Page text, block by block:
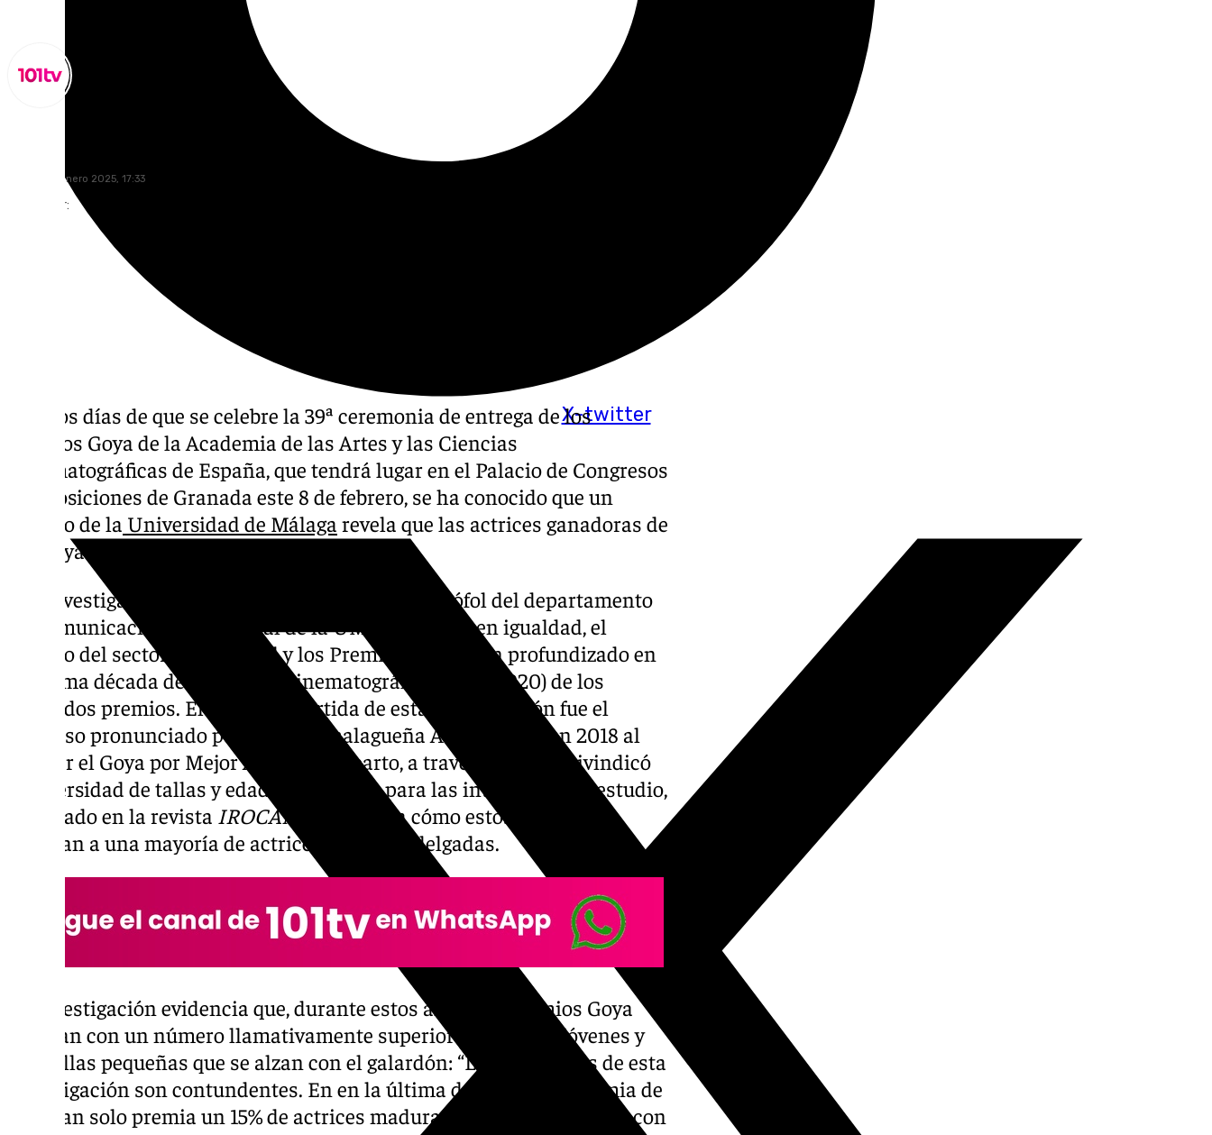
X-twitter
jueves, 30 enero 2025, 17:33
Compartir:
A pocos días de que se celebre la 39ª ceremonia de entrega de los
Premios Goya de la Academia de las Artes y las Ciencias
Cinematográficas de España, que tendrá lugar en el Palacio de Congresos
y Exposiciones de Granada este 8 de febrero, se ha conocido que un
estudio de la Universidad de Málaga revela que las actrices ganadoras de
los Goya suelen ser jóvenes y delgadas.
Las investigadoras Paula Meliveo y Carmen Cristófol del departamento
de Comunicación Audiovisual de la UMA -expertas en igualdad, el
estudio del sector audiovisual y los Premios Goya- han profundizado en
la última década del palmarés cinematográfico (2010-2020) de los
afamados premios. El punto de partida de esta investigación fue el
discurso pronunciado por la actriz malagueña Adelfa Calvo en 2018 al
recoger el Goya por Mejor Actriz de Reparto, a través del cual reivindicó
la diversidad de tallas y edades en el cine para las intérpretes. El estudio,
publicado en la revista IROCAMM
, examina cómo estos galardones
premian a una mayoría de actrices jóvenes y delgadas.
La investigación evidencia que, durante estos años, los Premios Goya
cuentan con un número llamativamente superior de actrices jóvenes y
con tallas pequeñas que se alzan con el galardón: “Los resultados de esta
investigación son contundentes. En en la última década, la Academia de
Cine tan solo premia un 15% de actrices maduras y un 0% de actrices con